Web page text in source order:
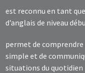
est reconnu en tant
d’anglais de niveau
permet de comprendre
simple et de
situations du quotidien